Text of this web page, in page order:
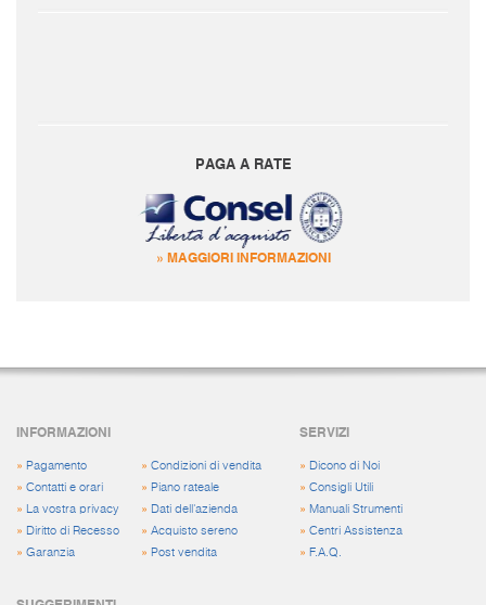
PAGA A RATE
» MAGGIORI INFORMAZIONI
INFORMAZIONI
» Pagamento
» Contatti e orari
»
La vostra privacy
» Diritto di Recesso
» Garanzia
» Condizioni di vendita
» Piano rateale
» Dati dell'azienda
» Acquisto sereno
» Post vendita
SERVIZI
» Dicono di Noi
»Consigli Utili
» Manuali Strumenti
»Centri Assistenza
» F.A.Q.